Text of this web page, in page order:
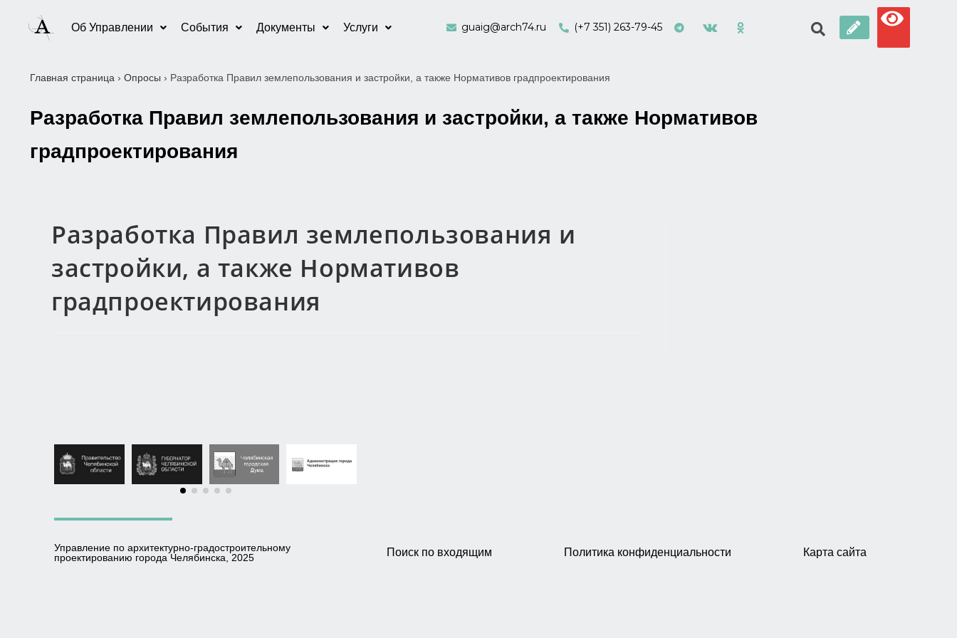
Об Управлении События Документы Услуги guaig@arch74.ru (+7 351) 263-79-45
Главная страница › Опросы › Разработка Правил землепользования и застройки, а также Нормативов градпроектирования
Разработка Правил землепользования и застройки, а также Нормативов
градпроектирования
Разработка Правил землепользования и
застройки, а также Нормативов
градпроектирования
Управление по архитектурно-градостроительному
проектированию города Челябинска, 2025
Поиск по входящим Политика конфиденциальности Карта сайта